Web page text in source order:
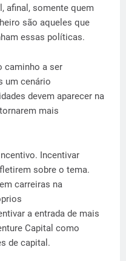
afinal, somente quem
são aqueles que
essas políticas.
caminho a ser
um cenário
devem aparecer na
mais
Incentivar
sobre o tema.
carreiras na
a entrada de mais
Capital como
de capital.